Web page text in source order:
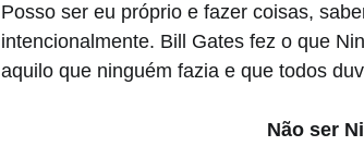
Posso ser eu próprio e fazer coisas,
intencionalmente. Bill Gates fez o que
aquilo que ninguém fazia e que todos
Não ser